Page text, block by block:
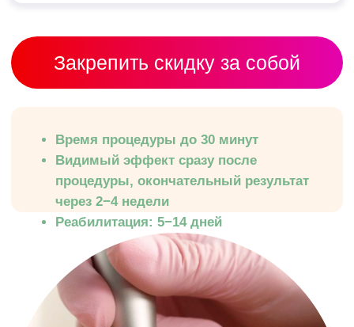
Запись на прием
Заполните форму и мы свяжемся
с вами в ближайшее рабочее время
Клиника на Маршала Жукова, 156
Ежедневно с 9:00 до 20:00